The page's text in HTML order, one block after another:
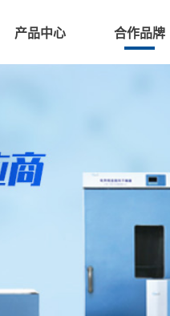
产品中心 合作品牌